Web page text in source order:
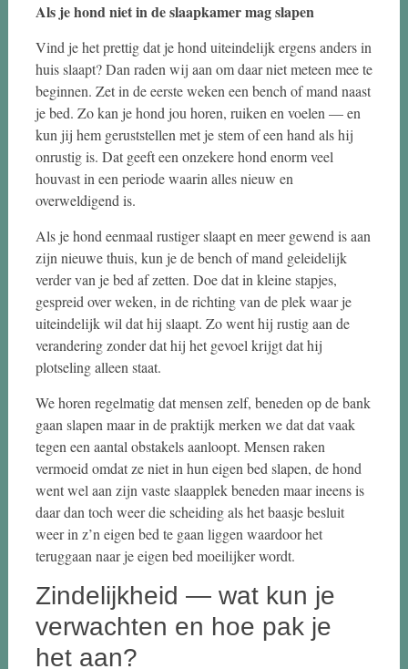
Als je hond niet in de slaapkamer mag slapen
Vind je het prettig dat je hond uiteindelijk ergens anders in
huis slaapt? Dan raden wij aan om daar niet meteen mee te
beginnen. Zet in de eerste weken een bench of mand naast
je bed. Zo kan je hond jou horen, ruiken en voelen — en
kun jij hem geruststellen met je stem of een hand als hij
onrustig is. Dat geeft een onzekere hond enorm veel
houvast in een periode waarin alles nieuw en
overweldigend is.
Als je hond eenmaal rustiger slaapt en meer gewend is aan
zijn nieuwe thuis, kun je de bench of mand geleidelijk
verder van je bed af zetten. Doe dat in kleine stapjes,
gespreid over weken, in de richting van de plek waar je
uiteindelijk wil dat hij slaapt. Zo went hij rustig aan de
verandering zonder dat hij het gevoel krijgt dat hij
plotseling alleen staat.
We horen regelmatig dat mensen zelf, beneden op de bank
gaan slapen maar in de praktijk merken we dat dat vaak
tegen een aantal obstakels aanloopt. Mensen raken
vermoeid omdat ze niet in hun eigen bed slapen, de hond
went wel aan zijn vaste slaapplek beneden maar ineens is
daar dan toch weer die scheiding als het baasje besluit
weer in z’n eigen bed te gaan liggen waardoor het
teruggaan naar je eigen bed moeilijker wordt.
Zindelijkheid — wat kun je
verwachten en hoe pak je
het aan?